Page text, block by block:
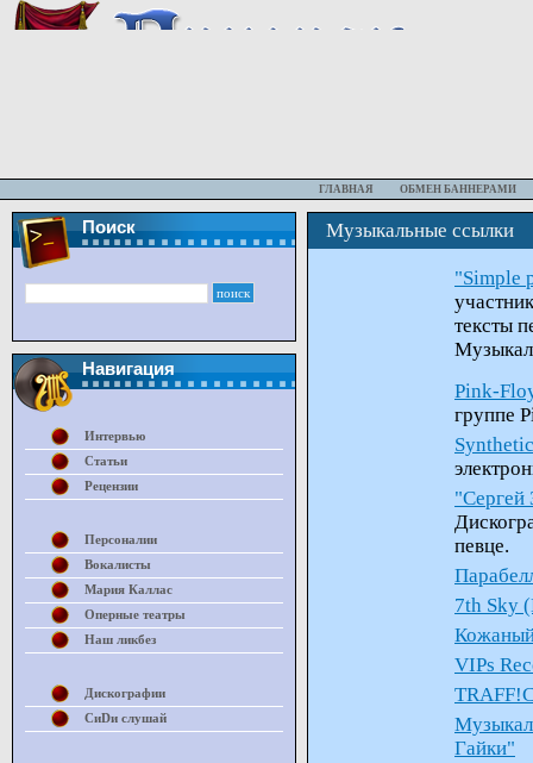
ГЛАВНАЯ ОБМЕН БАННЕРАМИ
Музыкальные ссылки
"Simple
тексты
Pink-
группе
"Сергей
певце.
7th Sky
VIPs
Гайки"
Поиск
Навигация
Интервью
Статьи
Рецензии
Персоналии
Вокалисты
Мария Каллас
Оперные театры
Наш ликбез
Дискографии
СиDи слушай